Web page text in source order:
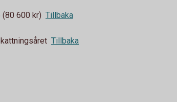
600 kr) Tillbaka
Tillbaka